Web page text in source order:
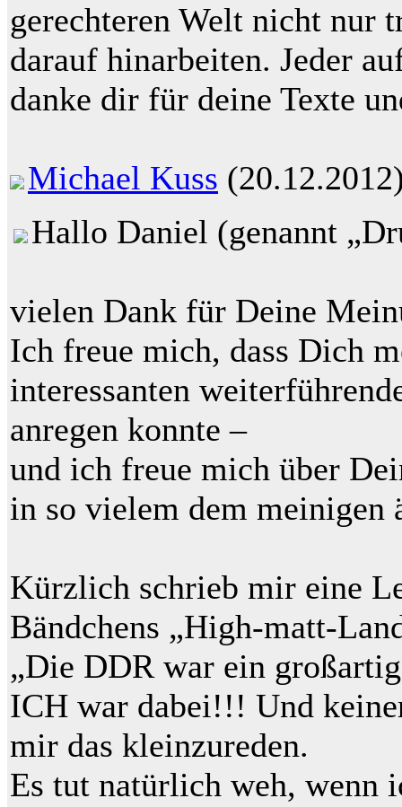
gerechteren Welt nicht nur
darauf hinarbeiten. Jeder
danke dir für deine Texte
Michael Kuss
Hallo Daniel (genannt
vielen Dank für Deine
Ich freue mich, dass Dich
interessanten
anregen konnte –
und ich freue mich über
in so vielem dem meinigen
Kürzlich schrieb mir eine
Bändchens „High-matt-
„Die DDR war ein
ICH war dabei!!! Und
mir das kleinzureden.
Es tut natürlich weh, wenn